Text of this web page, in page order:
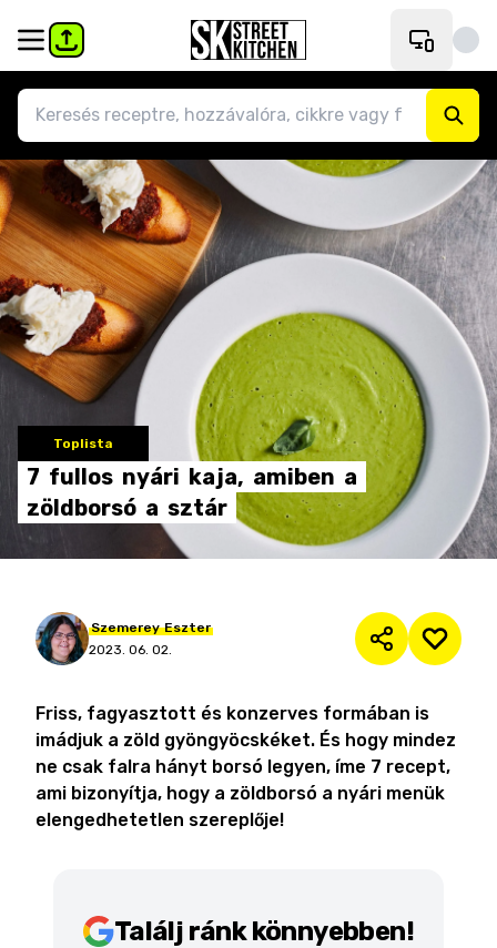
Toplista
7 fullos nyári kaja, amiben a
zöldborsó a sztár
Szemerey Eszter
2023. 06. 02.
Friss, fagyasztott és konzerves formában is
imádjuk a zöld gyöngyöcskéket. És hogy mindez
ne csak falra hányt borsó legyen, íme 7 recept,
ami bizonyítja, hogy a zöldborsó a nyári menük
elengedhetetlen szereplője!
Találj ránk könnyebben!